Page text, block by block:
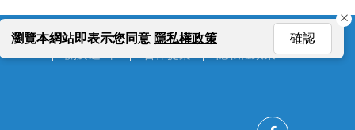
瀏覽本網站即表示您同意 隱私權政策 確認
隱私權政策